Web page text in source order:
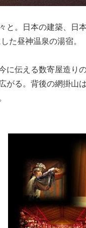
と。日本の建築、日
た昼神温泉の湯宿。
に伝える数寄屋造り
がる。背後の網掛山